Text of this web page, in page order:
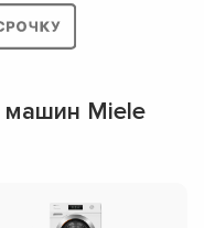
машин Miele